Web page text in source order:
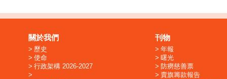
關於我們
歷史
使命
行政架構 2026-2027
刊物
年報
曙光
防癆慈善票
賣旗籌款報告